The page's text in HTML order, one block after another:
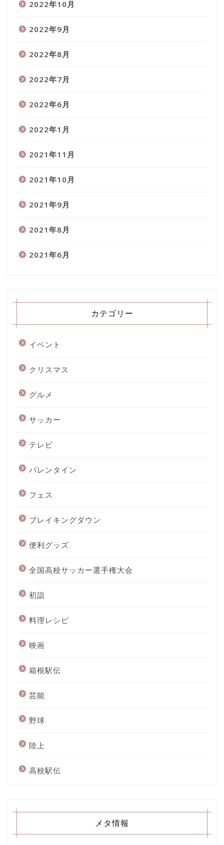
2022年10月
2022年9月
2022年8月
2022年7月
2022年6月
2022年1月
2021年11月
2021年10月
2021年9月
2021年8月
2021年6月
カテゴリー
イベント
クリスマス
グルメ
サッカー
テレビ
バレンタイン
フェス
ブレイキングダウン
便利グッズ
全国高校サッカー選手権大会
初詣
料理レシピ
映画
箱根駅伝
芸能
野球
陸上
高校駅伝
メタ情報